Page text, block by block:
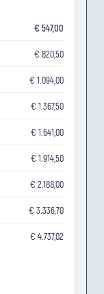
€ 547,00
€ 820,50
€ 1.094,00
€ 1.367,50
€ 1.641,00
€ 1.914,50
€ 2.188,00
€ 3.336,70
€ 4.737,02